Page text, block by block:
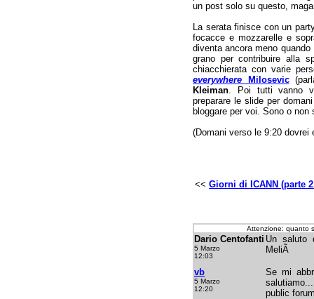
un post solo su questo,
La serata finisce con un
focacce e mozzarelle e
diventa ancora meno
grano per contribuire alla
chiacchierata con varie
everywhere Milosevic
Kleiman. Poi tutti vanno
preparare le slide per
bloggare per voi. Sono o non
(Domani verso le 9:20
<< Giorni di ICANN (parte
Attenzione: quanto
Dario Centofanti
5 Marzo
12:03
Un saluto
MeliÃ
vb
5 Marzo
12:20
Se mi
public